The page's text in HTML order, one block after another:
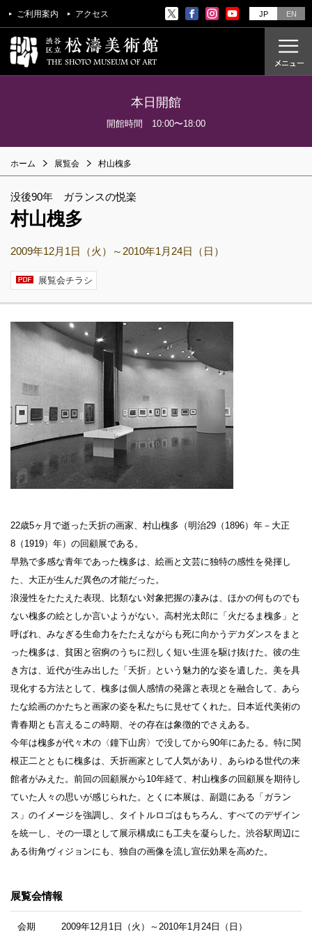
ご利用案内 アクセス JP EN
開催中の展覧会
これからの展覧会
過去の展覧会
これからのイベント
美術教室
設計者 白井晟一
建設計画から開館まで
美術館概要
事業記録
本日開館
開館時間 10:00〜18:00
ホーム 展覧会 村山槐多
没後90年 ガランスの悦楽
村山槐多
2009年12月1日（火）～2010年1月24日（日）
展覧会チラシ
22歳5ヶ月で逝った夭折の画家、村山槐多（明治29（1896）年－大正
8（1919）年）の回顧展である。
早熟で多感な青年であった槐多は、絵画と文芸に独特の感性を発揮し
た、大正が生んだ異色の才能だった。
浪漫性をたたえた表現、比類ない対象把握の凄みは、ほかの何ものでも
ない槐多の絵としか言いようがない。高村光太郎に「火だるま槐多」と
呼ばれ、みなぎる生命力をたたえながらも死に向かうデカダンスをまと
った槐多は、貧困と宿痾のうちに烈しく短い生涯を駆け抜けた。彼の生
き方は、近代が生み出した「夭折」という魅力的な姿を遺した。美を具
現化する方法として、槐多は個人感情の発露と表現とを融合して、あら
たな絵画のかたちと画家の姿を私たちに見せてくれた。日本近代美術の
青春期とも言えるこの時期、その存在は象徴的でさえある。
今年は槐多が代々木の〈鐘下山房〉で没してから90年にあたる。特に関
根正二とともに槐多は、夭折画家として人気があり、あらゆる世代の来
館者がみえた。前回の回顧展から10年経て、村山槐多の回顧展を期待し
ていた人々の思いが感じられた。とくに本展は、副題にある「ガラン
ス」のイメージを強調し、タイトルロゴはもちろん、すべてのデザイン
を統一し、その一環として展示構成にも工夫を凝らした。渋谷駅周辺に
ある街角ヴィジョンにも、独自の画像を流し宣伝効果を高めた。
展覧会情報
会期 2009年12月1日（火）～2010年1月24日（日）